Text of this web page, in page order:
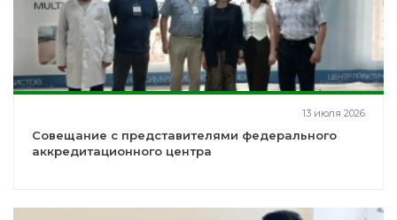
13 июля 2026
Совещание с представителями федерального
аккредитационного центра